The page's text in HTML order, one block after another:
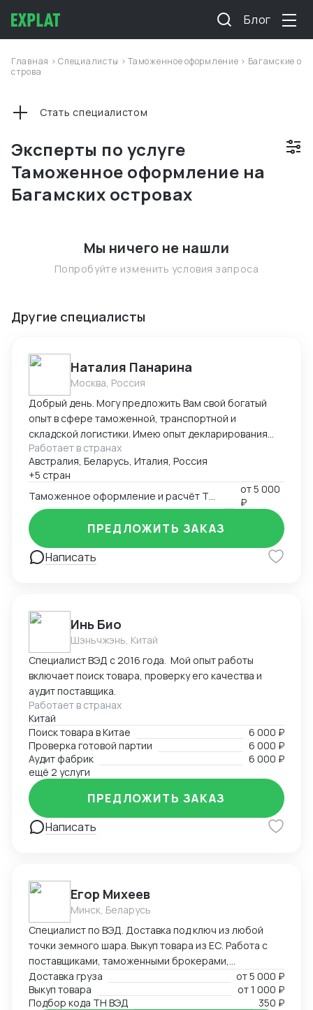
Блог
Главная >Специалисты >Таможенное оформление > Багамские о
строва
Эксперты по услуге
Таможенное оформление на
Багамских островах
Стать специалистом
Мы ничего не нашли
Попробуйте изменить условия запроса
Другие специалисты
Наталия Панарина
Москва, Россия
Добрый день. Могу предложить Вам свой богатый
опыт в сфере таможенной, транспортной и
складской логистики. Имею опыт декларирования
парфюмерно-косметической продукции с 2016-ого
года. Работаю в программе Альта-ГТД, Заполнитель.
На протяжении всей своей деятельности связана с
получением разрешительной документации,
документооборотом в области таможенной и
транспортной логистики, сотрудничеством с
иностранными поставщиками и закупкой товара.
Занимаюсь оптимизацией складских запасов и
косметической продукции. С уважением, Наталия
Панарина +7 (929) 651-08-51
Работает в странах
Австралия, Беларусь, Италия, Россия
+5 стран
от5 000
₽
Написать
ПРЕДЛОЖИТЬ ЗАКАЗ
Инь Био
Шэньчжэнь, Китай
Специалист ВЭД с 2016 года. Мой опыт работы
включает поиск товара, проверку его качества и
аудит поставщика.
Работает в странах
Китай
Поиск товара в Китае
6 000 ₽
Проверка готовой партии
6 000 ₽
Аудит фабрик
6 000 ₽
ещё 2 услуги
Написать
ПРЕДЛОЖИТЬ ЗАКАЗ
Егор Михеев
Минск, Беларусь
Специалист по ВЭД. Доставка под ключ из любой
точки земного шара. Выкуп товара из ЕС. Работа с
поставщиками, таможенными брокерами,
перевозчиками. Создание и редактирование
документов (любых (прям любых)) под ваши нужды.
Доставка груза от5 000 ₽
Выкуп товара
от1 000 ₽
Подбор кода ТН ВЭД
350 ₽